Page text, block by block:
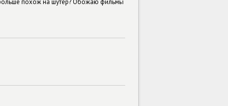
похож на шутер? Обожаю фильмы